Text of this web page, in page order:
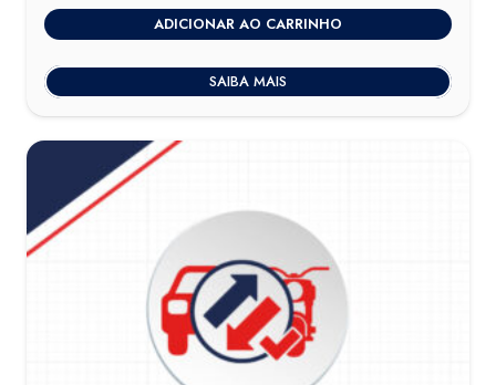
ADICIONAR AO CARRINHO
SAIBA MAIS